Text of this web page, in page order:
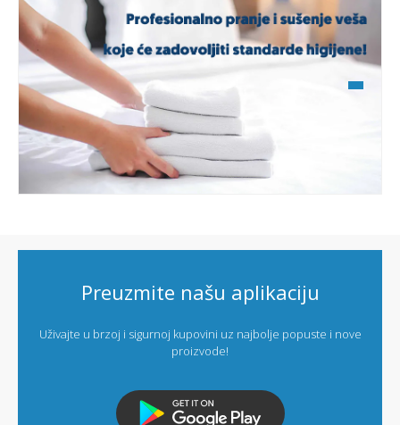
Preuzmite našu aplikaciju
Uživajte u brzoj i sigurnoj kupovini uz najbolje popuste i nove
proizvode!